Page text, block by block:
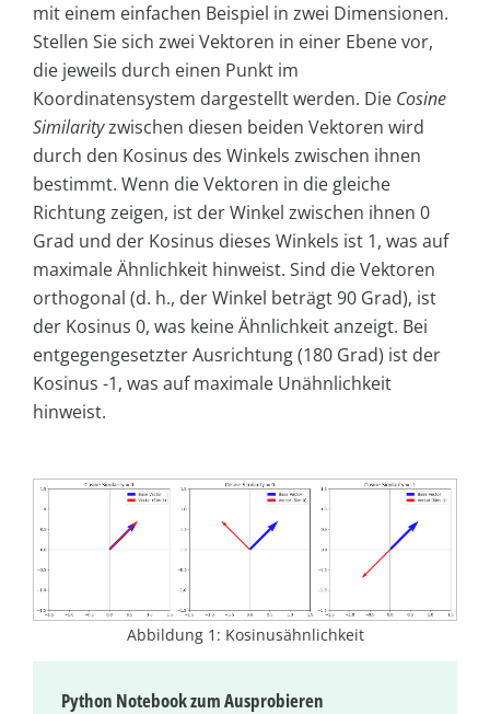
mit einem einfachen Beispiel in zwei Dimensionen.
Stellen Sie sich zwei Vektoren in einer Ebene vor,
die jeweils durch einen Punkt im
Koordinatensystem dargestellt werden. Die Cosine
Similarityzwischen diesen beiden Vektoren wird
durch den Kosinus des Winkels zwischen ihnen
bestimmt. Wenn die Vektoren in die gleiche
Richtung zeigen, ist der Winkel zwischen ihnen 0
Grad und der Kosinus dieses Winkels ist 1, was auf
maximale Ähnlichkeit hinweist. Sind die Vektoren
orthogonal (d. h., der Winkel beträgt 90 Grad), ist
der Kosinus 0, was keine Ähnlichkeit anzeigt. Bei
entgegengesetzter Ausrichtung (180 Grad) ist der
Kosinus -1, was auf maximale Unähnlichkeit
hinweist.
Abbildung 1: Kosinusähnlichkeit
Python Notebook zum Ausprobieren